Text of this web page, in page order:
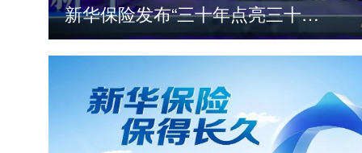
新华保险发布“三十年点亮三十城”全国人才计划